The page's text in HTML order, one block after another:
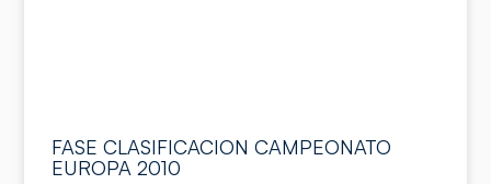
FASE CLASIFICACION CAMPEONATO
EUROPA 2010